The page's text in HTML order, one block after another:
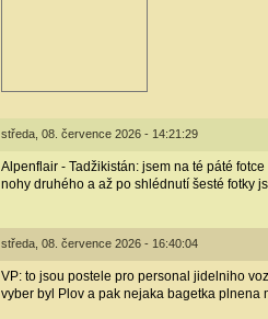
středa, 08. července 2026 - 14:21:29
Alpenflair - Tadžikistán: jsem na té páté
nohy druhého a až po shlédnutí šesté fotky
středa, 08. července 2026 - 16:40:04
VP: to jsou postele pro personal jidelniho
vyber byl Plov a pak nejaka bagetka plnena